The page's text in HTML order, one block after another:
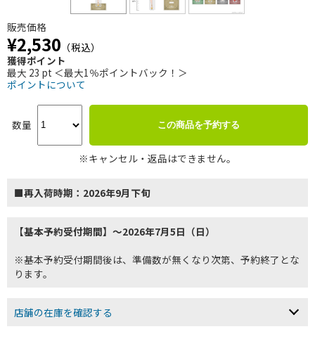
販売価格
¥2,530 （税込）
獲得ポイント
最大 23 pt ＜最大1％ポイントバック！＞
ポイントについて
数量 この商品を予約する
※キャンセル・返品はできません。
■再入荷時期：2026年9月下旬
【基本予約受付期間】～2026年7月5日（日）
※基本予約受付期間後は、準備数が無くなり次第、予約終了とな
ります。
店舗の在庫を確認する